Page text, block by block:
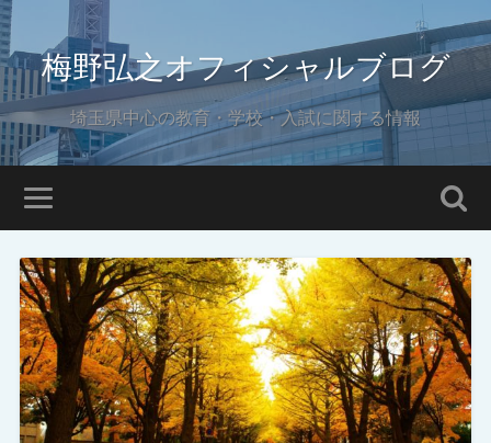
梅野弘之オフィシャルブログ
埼玉県中心の教育・学校・入試に関する情報